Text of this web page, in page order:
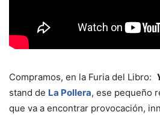
Compramos, en la Furia del Libro:
stand de La Pollera, ese pequeño
que va a encontrar provocación,